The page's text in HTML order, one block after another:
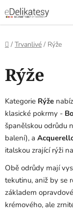
na
obsah
Domů
/ Trvanlivé / Rýže
Rýže
Kategorie Rýže
klasické pokrmy -
španělskou odrůdu
balení), a
italskou zrající rýži
Obě odrůdy mají
tekutinu, aniž by se
základem
krémového, ale